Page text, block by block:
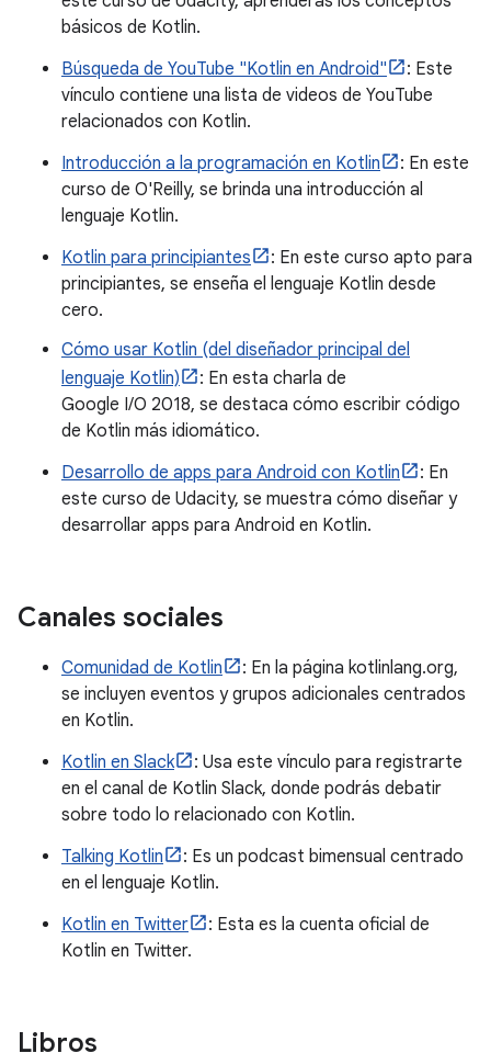
básicos de Kotlin.
Búsqueda de YouTube "Kotlin en Android"
: Este
vínculo contiene una lista de videos de YouTube
relacionados con Kotlin.
Introducción a la programación en Kotlin
: En este
curso de O'Reilly, se brinda una introducción al
lenguaje Kotlin.
Kotlin para principiantes
: En este curso apto para
principiantes, se enseña el lenguaje Kotlin desde
cero.
Cómo usar Kotlin (del diseñador principal del
lenguaje Kotlin)
: En esta charla de
Google I/O 2018, se destaca cómo escribir código
de Kotlin más idiomático.
Desarrollo de apps para Android con Kotlin
: En
este curso de Udacity, se muestra cómo diseñar y
desarrollar apps para Android en Kotlin.
Canales sociales
Comunidad de Kotlin
: En la página kotlinlang.org,
se incluyen eventos y grupos adicionales centrados
en Kotlin.
Kotlin en Slack
: Usa este vínculo para registrarte
en el canal de Kotlin Slack, donde podrás debatir
sobre todo lo relacionado con Kotlin.
Talking Kotlin
: Es un podcast bimensual centrado
en el lenguaje Kotlin.
Kotlin en Twitter
: Esta es la cuenta oficial de
Kotlin en Twitter.
Libros